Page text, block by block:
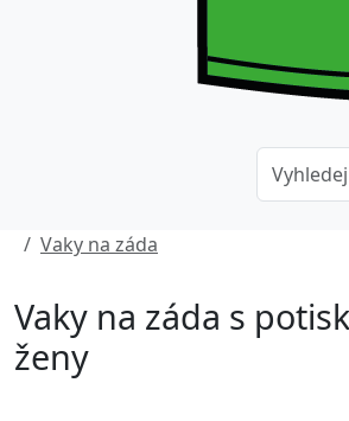
Vaky na záda
Vaky na záda s
ženy